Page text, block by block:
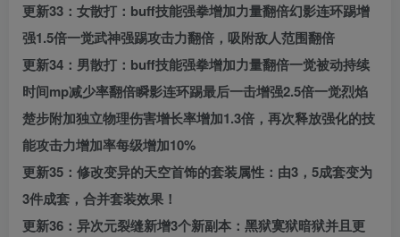
更新33：女散打：buff技能强拳增加力量翻倍幻影连环踢增
强1.5倍一觉武神强踢攻击力翻倍，吸附敌人范围翻倍
更新34：男散打：buff技能强拳增加力量翻倍一觉被动持续
时间mp减少率翻倍瞬影连环踢最后一击增强2.5倍一觉烈焰
楚步附加独立物理伤害增长率增加1.3倍，再次释放强化的技
能攻击力增加率每级增加10%
更新35：修改变异的天空首饰的套装属性：由3，5成套变为
3件成套，合并套装效果！
更新36：异次元裂缝新增3个新副本：黑狱寞狱暗狱并且更